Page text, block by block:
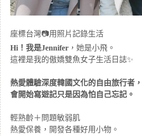
座標台灣📷用照片記錄生活
Hi！我是Jennifer ，她是小飛。
這裡是我的傲嬌雙魚女子生活日誌✨
熱愛體驗深度韓國文化的自由旅行者，
會開始寫遊記只是因為怕自己忘記。
輕熟齡＋問題敏弱肌
熱愛保養，開發各種好用小物。